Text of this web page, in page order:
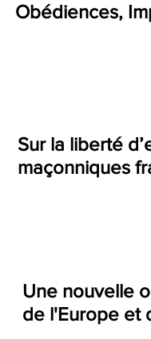
Obédiences,
Sur la liberté
maçonniques
Une nouvelle
de l'Europe et